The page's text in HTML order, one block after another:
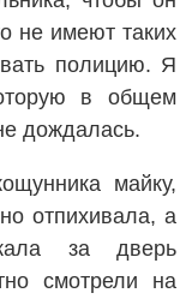
не имеют таких
полицию. Я
в общем
дождалась.
майку,
отпихивала, а
за дверь
смотрели на